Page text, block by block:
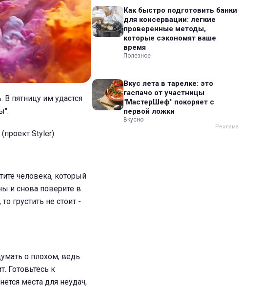
пятницу им удастся
Styler).
человека, который
и снова поверите в
грустить не стоит -
о плохом, ведь
Готовьтесь к
места для неудач,
Как быстро подготовить банки
для консервации: легкие
проверенные методы,
которые сэкономят ваше
время
Полезное
Вкус лета в тарелке: это
гаспачо от участницы
"МастерШеф" покоряет с
первой ложки
Вкусно